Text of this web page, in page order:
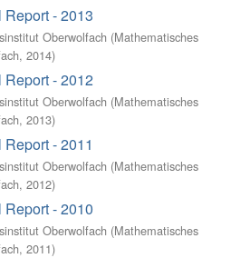
- 2013
Oberwolfach (Mathematisches
, 2014)
- 2012
Oberwolfach (Mathematisches
, 2013)
- 2011
Oberwolfach (Mathematisches
, 2012)
- 2010
Oberwolfach (Mathematisches
, 2011)